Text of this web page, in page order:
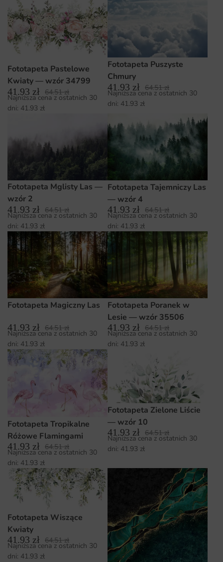
Fototapeta Pastelowe
Kwiaty — wzór 34799
41.93 zł 64.51zł
Najniższa cena z ostatnich 30
dni: 41.93 zł
Fototapeta Puszyste
Chmury
41.93 zł 64.51zł
Najniższa cena z ostatnich 30
dni: 41.93 zł
Fototapeta Mglisty Las —
wzór 2
41.93 zł 64.51zł
Najniższa cena z ostatnich 30
dni: 41.93 zł
Fototapeta Tajemniczy Las
— wzór 4
41.93 zł 64.51zł
Najniższa cena z ostatnich 30
dni: 41.93 zł
Fototapeta Magiczny Las
41.93 zł 64.51zł
Najniższa cena z ostatnich 30
dni: 41.93 zł
Fototapeta Poranek w
Lesie — wzór 35506
41.93 zł 64.51zł
Najniższa cena z ostatnich 30
dni: 41.93 zł
Fototapeta Tropikalne
Różowe Flamingami
41.93 zł 64.51zł
Najniższa cena z ostatnich 30
dni: 41.93 zł
Fototapeta Zielone Liście
— wzór 10
41.93 zł 64.51zł
Najniższa cena z ostatnich 30
dni: 41.93 zł
Fototapeta Wiszące
Kwiaty
41.93 zł 64.51zł
Najniższa cena z ostatnich 30
dni: 41.93 zł